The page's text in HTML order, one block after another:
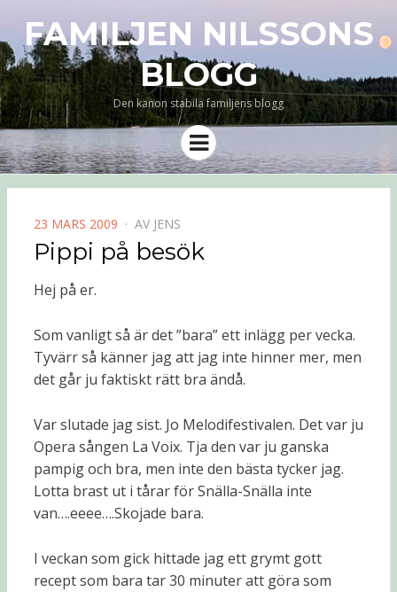
FAMILJEN NILSSONS
BLOGG
Den kanon stabila familjens blogg
Meny
PUBLICERAD
DEN
23 MARS 2009 AV JENS
Pippi på besök
Hej på er.
Som vanligt så är det ”bara” ett inlägg per vecka.
Tyvärr så känner jag att jag inte hinner mer, men
det går ju faktiskt rätt bra ändå.
Var slutade jag sist. Jo Melodifestivalen. Det var ju
Opera sången La Voix. Tja den var ju ganska
pampig och bra, men inte den bästa tycker jag.
Lotta brast ut i tårar för Snälla-Snälla inte
van….eeee….Skojade bara.
I veckan som gick hittade jag ett grymt gott
recept som bara tar 30 minuter att göra som